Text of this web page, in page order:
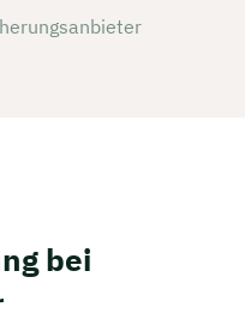
bei